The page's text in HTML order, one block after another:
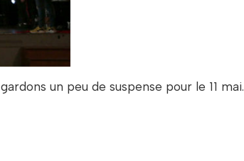
un peu de suspense pour le 11 mai.